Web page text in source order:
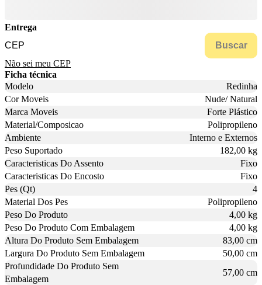
Entrega
Buscar
Não sei meu CEP
Ficha técnica
Modelo
Redinha
Cor Moveis
Nude/ Natural
Marca Moveis
Forte Plástico
Material/Composicao
Polipropileno
Ambiente
Interno e Externos
Peso Suportado
182,00 kg
Caracteristicas Do Assento
Fixo
Caracteristicas Do Encosto
Fixo
Pes (Qt)
4
Material Dos Pes
Polipropileno
Peso Do Produto
4,00 kg
Peso Do Produto Com Embalagem
4,00 kg
Altura Do Produto Sem Embalagem
83,00 cm
Largura Do Produto Sem Embalagem
50,00 cm
Profundidade Do Produto Sem
Embalagem
57,00 cm